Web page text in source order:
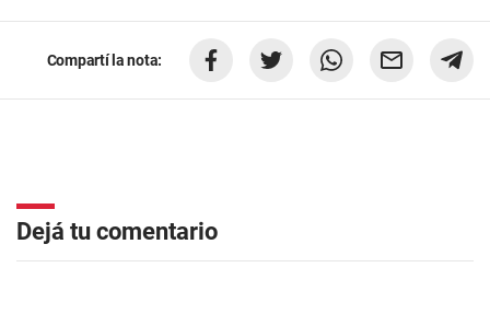
Compartí la nota:
Dejá tu comentario